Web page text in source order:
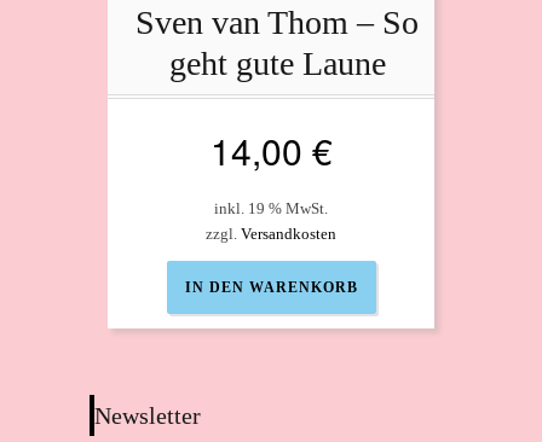
Sven van Thom – So
geht gute Laune
14,00 €
inkl. 19 % MwSt.
zzgl. Versandkosten
IN DEN WARENKORB
Newsletter